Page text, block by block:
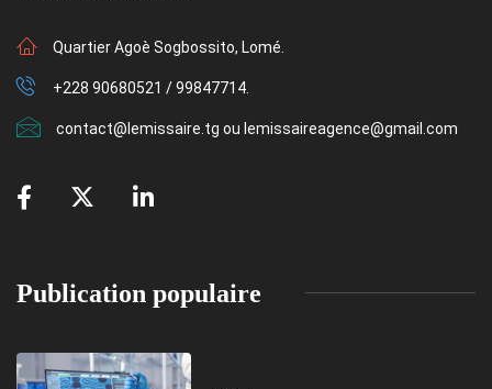
Quartier Agoè Sogbossito, Lomé.
+228 90680521 / 99847714.
contact@lemissaire.tg ou lemissaireagence@gmail.com
Publication populaire